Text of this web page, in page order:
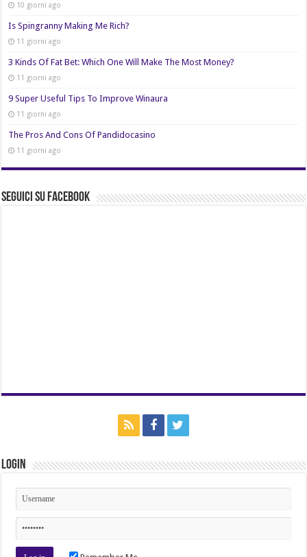
10 giorni ago
Is Spingranny Making Me Rich?
11 giorni ago
3 Kinds Of Fat Bet: Which One Will Make The Most Money?
11 giorni ago
9 Super Useful Tips To Improve Winaura
11 giorni ago
The Pros And Cons Of Pandidocasino
11 giorni ago
Seguici su Facebook
Login